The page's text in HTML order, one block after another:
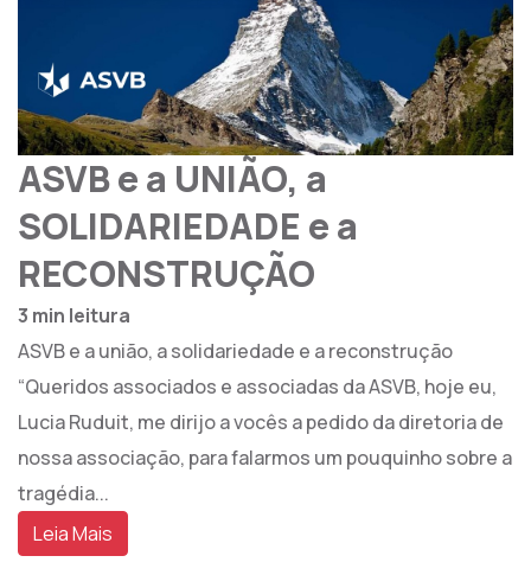
ASVB e a UNIÃO, a
SOLIDARIEDADE e a
RECONSTRUÇÃO
3 min leitura
ASVB e a união, a solidariedade e a reconstrução
“Queridos associados e associadas da ASVB, hoje eu,
Lucia Ruduit, me dirijo a vocês a pedido da diretoria de
nossa associação, para falarmos um pouquinho sobre a
tragédia...
Leia Mais